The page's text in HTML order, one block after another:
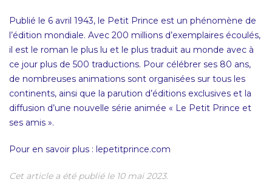
Publié le 6 avril 1943, le Petit Prince est un phénomène de
l’édition mondiale. Avec 200 millions d’exemplaires écoulés,
il est le roman le plus lu et le plus traduit au monde avec à
ce jour plus de 500 traductions. Pour célébrer ses 80 ans,
de nombreuses animations sont organisées sur tous les
continents, ainsi que la parution d’éditions exclusives et la
diffusion d’une nouvelle série animée « Le Petit Prince et
ses amis ».
Pour en savoir plus : lepetitprince.com
Cet article a été publié le 10 mai 2023.